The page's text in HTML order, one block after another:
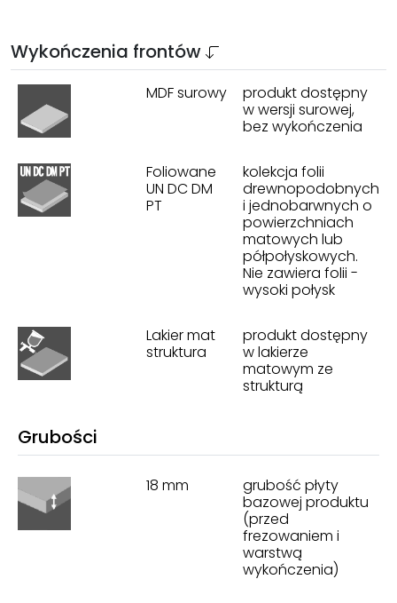
Wykończenia frontów
MDF surowy
produkt dostępny
w wersji surowej,
bez wykończenia
Foliowane
UN DC DM
PT
kolekcja folii
drewnopodobnych
i jednobarwnych o
powierzchniach
matowych lub
półpołyskowych.
Nie zawiera folii -
wysoki połysk
Lakier mat
struktura
produkt dostępny
w lakierze
matowym ze
strukturą
Grubości
18 mm
grubość płyty
bazowej produktu
(przed
frezowaniem i
warstwą
wykończenia)